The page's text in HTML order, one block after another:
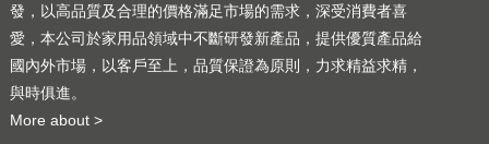
發，以高品質及合理的價格滿足市場的需求，深受消費者喜
愛，本公司於家用品領域中不斷研發新產品，提供優質產品給
國內外市場，以客戶至上，品質保證為原則，力求精益求精，
與時俱進。
More about >